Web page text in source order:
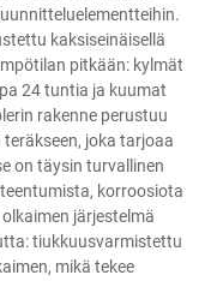
kaksiseinäisellä
pitkään: kylmät
24 tuntia ja kuumat
rakenne perustuu
joka tarjoaa
on täysin turvallinen
korroosiota
järjestelmä
tiukkuusvarmistettu
mikä tekee